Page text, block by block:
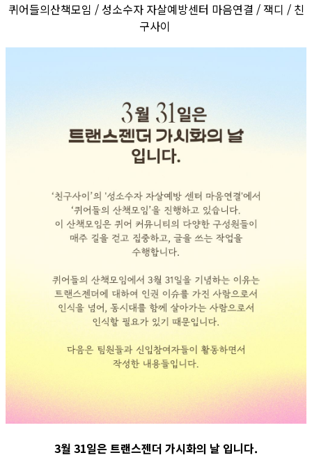
퀴어들의산책모임 / 성소수자 자살예방센터 마음연결 / 잭디 / 친
구사이
3월 31일은 트랜스젠더 가시화의 날 입니다.